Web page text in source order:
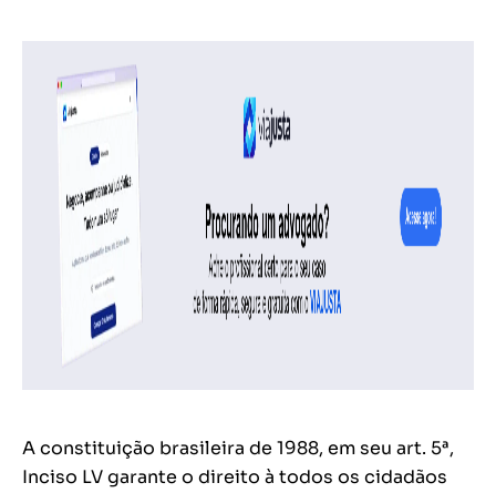
A constituição brasileira de 1988, em seu art. 5ª,
Inciso LV garante o direito à todos os cidadãos